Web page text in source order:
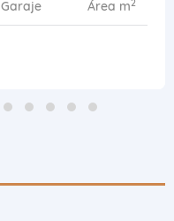
Garaje Área m